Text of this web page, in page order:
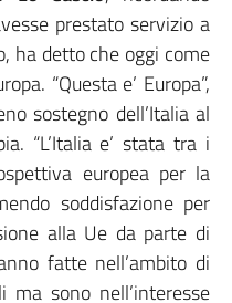
prestato servizio a
ha detto che oggi come
“Questa e’ Europa”,
sostegno dell’Italia al
“L’Italia e’ stata tra i
europea per la
soddisfazione per
alla Ue da parte di
fatte nell’ambito di
ma sono nell’interesse